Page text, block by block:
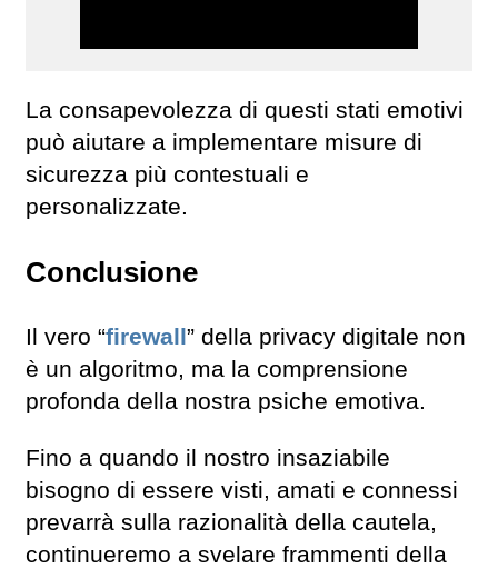
La consapevolezza di questi stati emotivi
può aiutare a implementare misure di
sicurezza più contestuali e
personalizzate.
Conclusione
Il vero “firewall ” della privacy digitale non
è un algoritmo, ma la comprensione
profonda della nostra psiche emotiva.
Fino a quando il nostro insaziabile
bisogno di essere visti, amati e connessi
prevarrà sulla razionalità della cautela,
continueremo a svelare frammenti della